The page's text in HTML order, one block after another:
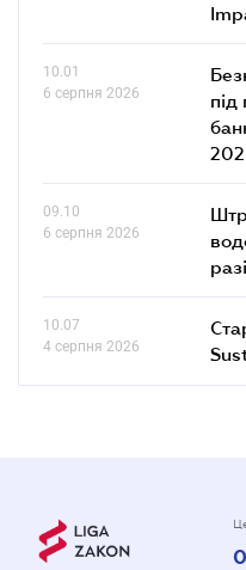
10.01
6 серпня 2026
під
09.10
6 серпня 2026
10.07
4 серпня 2026